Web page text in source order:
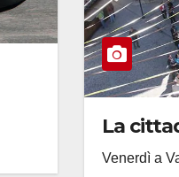
La
Venerdì a